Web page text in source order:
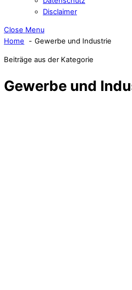
Disclaimer
Close Menu
Home
Gewerbe und Industrie
Beiträge aus der Kategorie
Gewerbe und